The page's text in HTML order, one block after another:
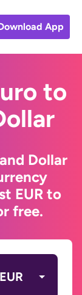
App
to
Dollar
EUR to
free.
EUR